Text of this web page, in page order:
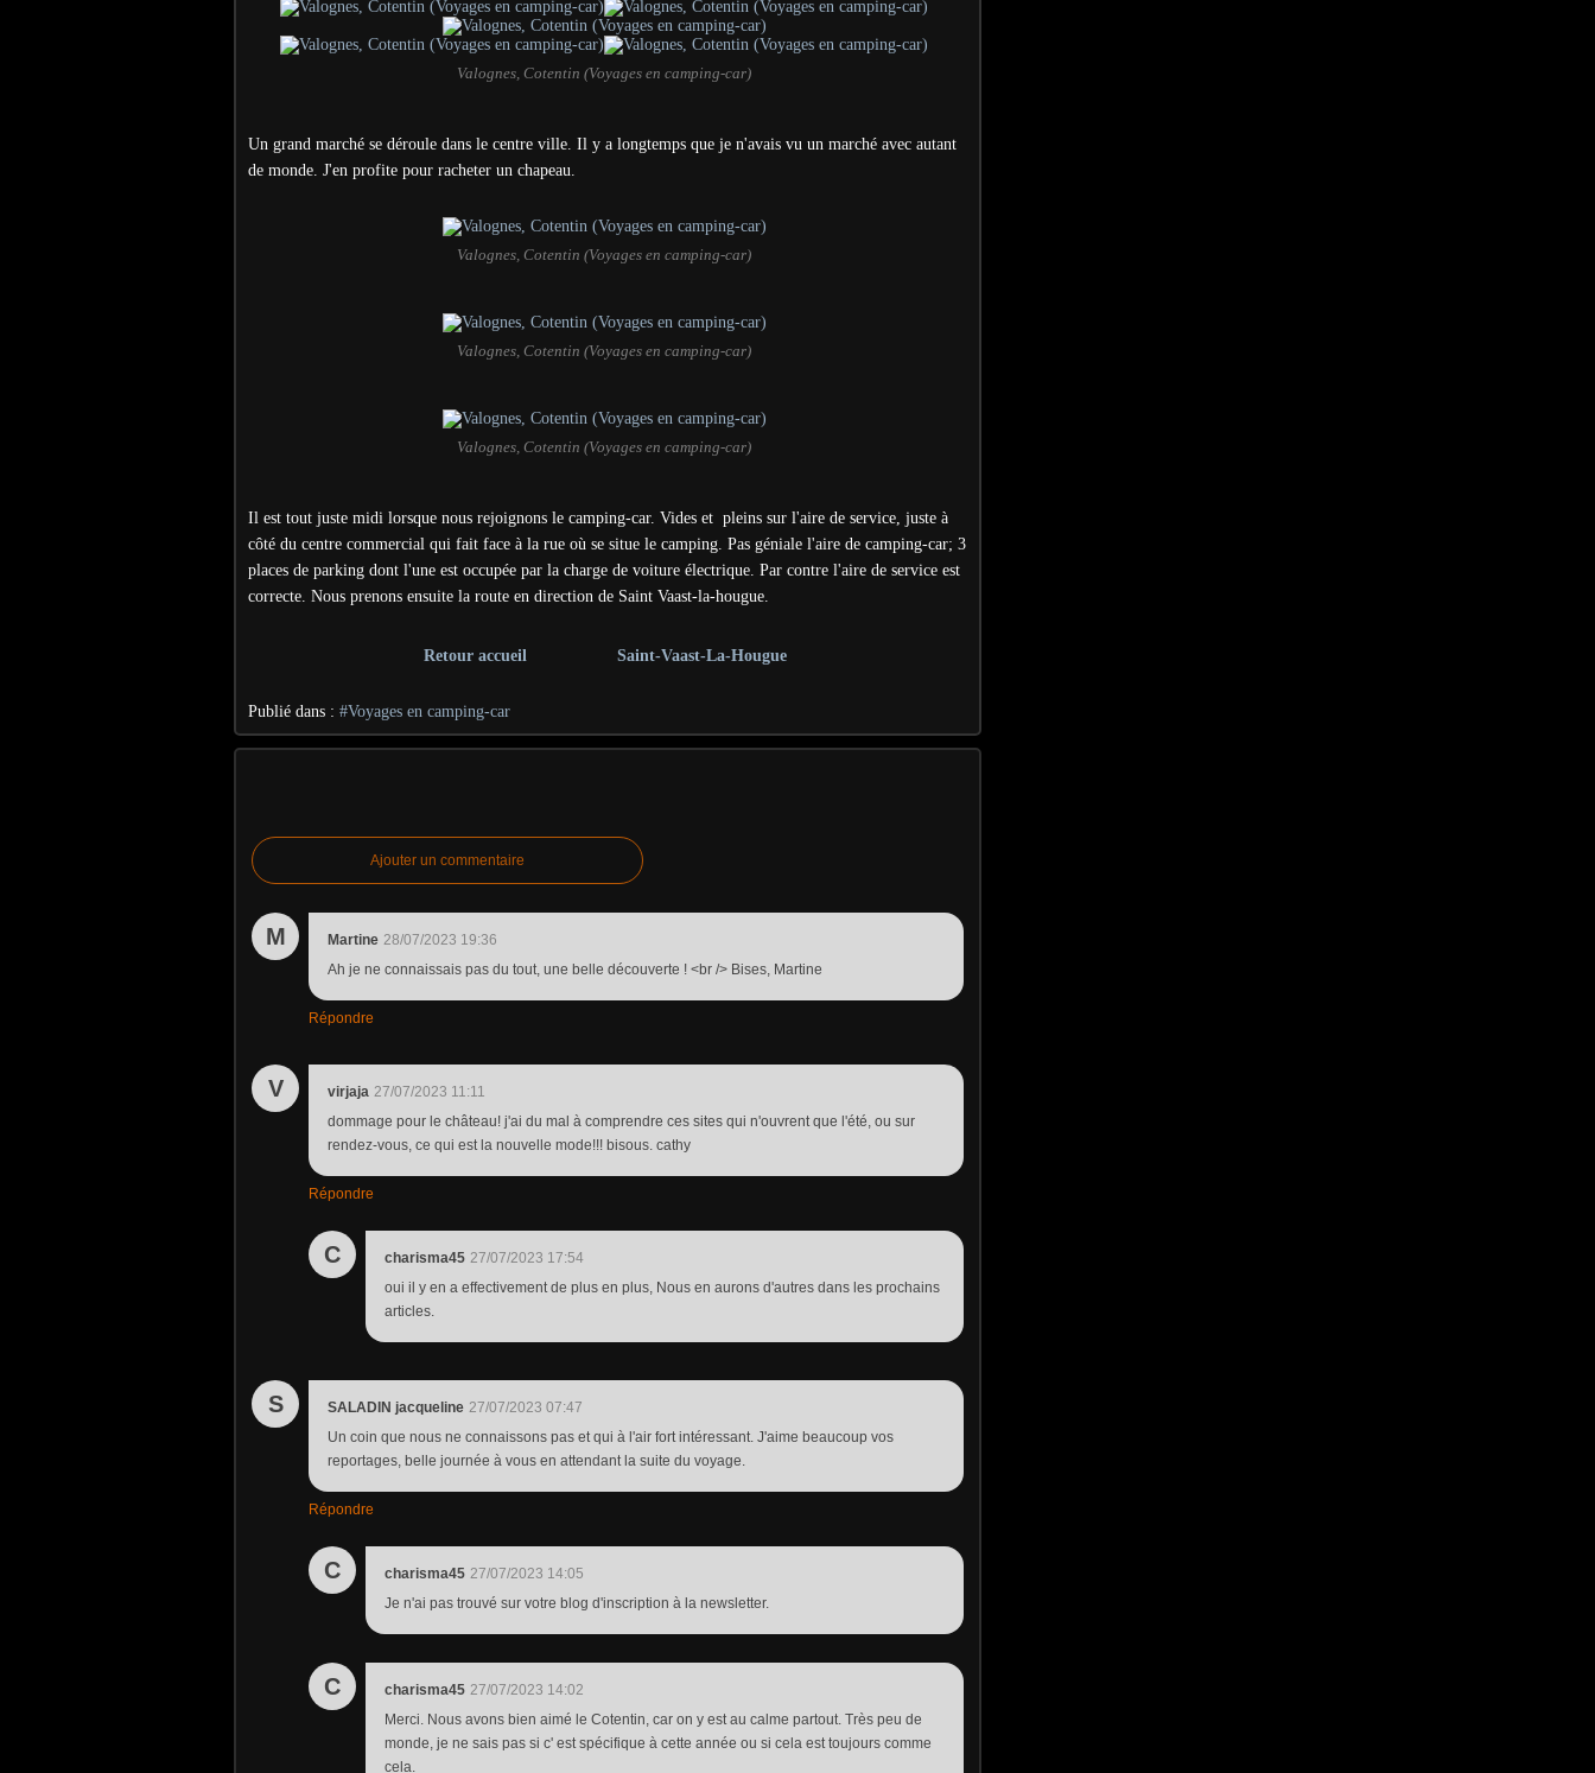
Valognes, Cotentin (Voyages en camping-car)
Un grand marché se déroule dans le centre ville. Il y a longtemps que je n'avais vu un marché avec autant
de monde. J'en profite pour racheter un chapeau.
Valognes, Cotentin (Voyages en camping-car)
Valognes, Cotentin (Voyages en camping-car)
Valognes, Cotentin (Voyages en camping-car)
Il est tout juste midi lorsque nous rejoignons le camping-car. Vides et pleins sur l'aire de service, juste à
côté du centre commercial qui fait face à la rue où se situe le camping. Pas géniale l'aire de camping-car; 3
places de parking dont l'une est occupée par la charge de voiture électrique. Par contre l'aire de service est
correcte. Nous prenons ensuite la route en direction de Saint Vaast-la-hougue.
Retour accueil Saint-Vaast-La-Hougue
Publié dans : #Voyages en camping-car
Ajouter un commentaire
M Martine 28/07/2023 19:36
Ah je ne connaissais pas du tout, une belle découverte ! <br /> Bises, Martine
Répondre
V virjaja 27/07/2023 11:11
dommage pour le château! j'ai du mal à comprendre ces sites qui n'ouvrent que l'été, ou sur
rendez-vous, ce qui est la nouvelle mode!!! bisous. cathy
Répondre
C charisma45 27/07/2023 17:54
oui il y en a effectivement de plus en plus, Nous en aurons d'autres dans les prochains
articles.
S SALADIN jacqueline 27/07/2023 07:47
Un coin que nous ne connaissons pas et qui à l'air fort intéressant. J'aime beaucoup vos
reportages, belle journée à vous en attendant la suite du voyage.
Répondre
C charisma45 27/07/2023 14:05
Je n'ai pas trouvé sur votre blog d'inscription à la newsletter.
C charisma45 27/07/2023 14:02
Merci. Nous avons bien aimé le Cotentin, car on y est au calme partout. Très peu de
monde, je ne sais pas si c' est spécifique à cette année ou si cela est toujours comme
cela.